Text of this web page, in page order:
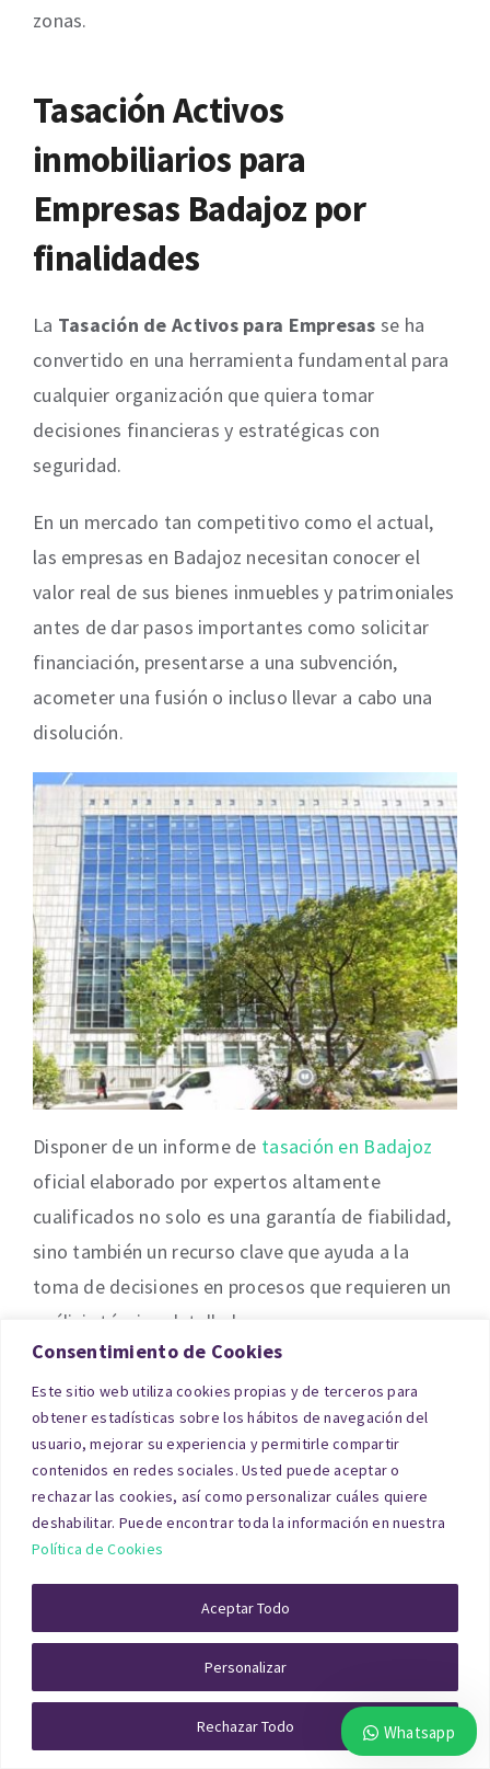
Consentimiento de Cookies
Este sitio web utiliza cookies propias y de terceros para
obtener estadísticas sobre los hábitos de navegación del
usuario, mejorar su experiencia y permitirle compartir
contenidos en redes sociales. Usted puede aceptar o
rechazar las cookies, así como personalizar cuáles quiere
deshabilitar. Puede encontrar toda la información en nuestra
Política de Cookies
Personalizar
Rechazar Todo
Aceptar Todo
zonas.
Tasación Activos
inmobiliarios para
Empresas Badajoz por
finalidades
La Tasación de Activos para Empresas se ha
convertido en una herramienta fundamental para
cualquier organización que quiera tomar
decisiones financieras y estratégicas con
seguridad.
En un mercado tan competitivo como el actual,
las empresas en Badajoz necesitan conocer el
valor real de sus bienes inmuebles y patrimoniales
antes de dar pasos importantes como solicitar
financiación, presentarse a una subvención,
acometer una fusión o incluso llevar a cabo una
disolución.
Disponer de un informe de tasación en Badajoz
oficial elaborado por expertos altamente
cualificados no solo es una garantía de fiabilidad,
sino también un recurso clave que ayuda a la
toma de decisiones en procesos que requieren un
análisis técnico detallado.
Valoración Contable
La valoración contable de los activos
inmobiliarios de una empresa es un paso
imprescindible para que los balances reflejen la
Badajoz contamos con una amplia experiencia en
la realización de informes de tasación de activos
Un informe de este tipo requiere un análisis
exhaustivo que tenga en cuenta factores como el
Whatsapp